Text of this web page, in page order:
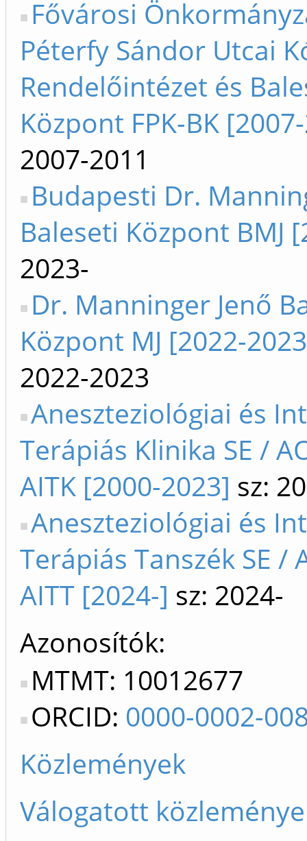
Fővárosi
Péterfy Sándor Utcai
Rendelőintézet és
Központ FPK-BK
2007-2011
Budapesti Dr.
Baleseti Központ BMJ
2023-
Dr. Manninger Jenő
Központ MJ [2022-
2022-2023
Aneszteziológiai és
Terápiás Klinika SE /
AITK [2000-2023] sz:
Aneszteziológiai és
Terápiás Tanszék SE /
AITT [2024-] sz: 2024-
Azonosítók
MTMT: 10012677
ORCID: 0000-0002-
Közlemények
Válogatott